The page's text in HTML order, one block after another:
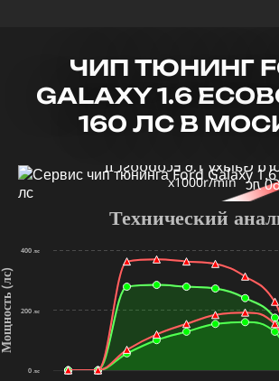
ЧИП ТЮНИНГ
GALAXY 1.6
160 ЛС В
x1000r/min
(лс)
Технический
0 лс
200 лс
400 лс